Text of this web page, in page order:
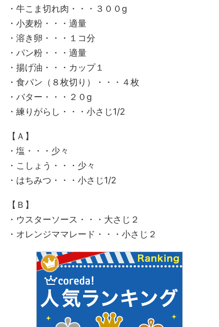
・牛こま切れ肉・・・３００g
・小麦粉・・・適量
・溶き卵・・・１コ分
・パン粉・・・適量
・揚げ油・・・カップ１
・食パン（８枚切り）・・・４枚
・バター・・・２０g
・練りがらし・・・小さじ1/2
【Ａ】
・塩・・・少々
・こしょう・・・少々
・はちみつ・・・小さじ1/2
【Ｂ】
・ウスターソース・・・大さじ２
・オレンジママレード・・・小さじ２